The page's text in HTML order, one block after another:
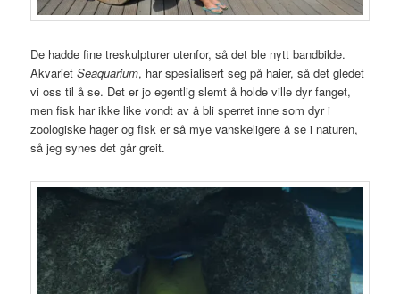
De hadde fine treskulpturer utenfor, så det ble nytt bandbilde.
AkvarietSeaquarium, har spesialisert seg på haier, så det gledet
vi oss til å se. Det er jo egentlig slemt å holde ville dyr fanget,
men fisk har ikke like vondt av å bli sperret inne som dyr i
zoologiske hager og fisk er så mye vanskeligere å se i naturen,
så jeg synes det går greit.